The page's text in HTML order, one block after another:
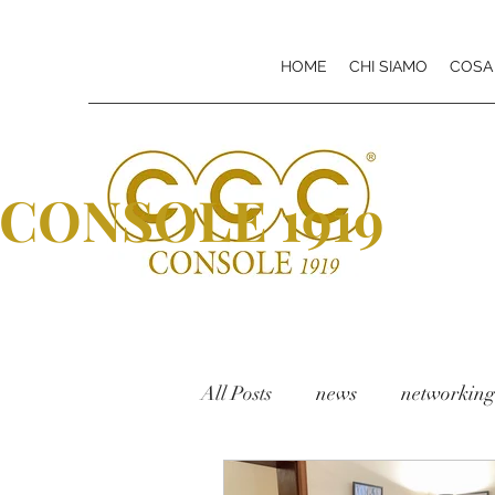
HOME CHI SIAMO
1919
All Posts news networking
Carlo Console Consulting